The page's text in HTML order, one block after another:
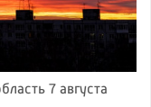
7 августа